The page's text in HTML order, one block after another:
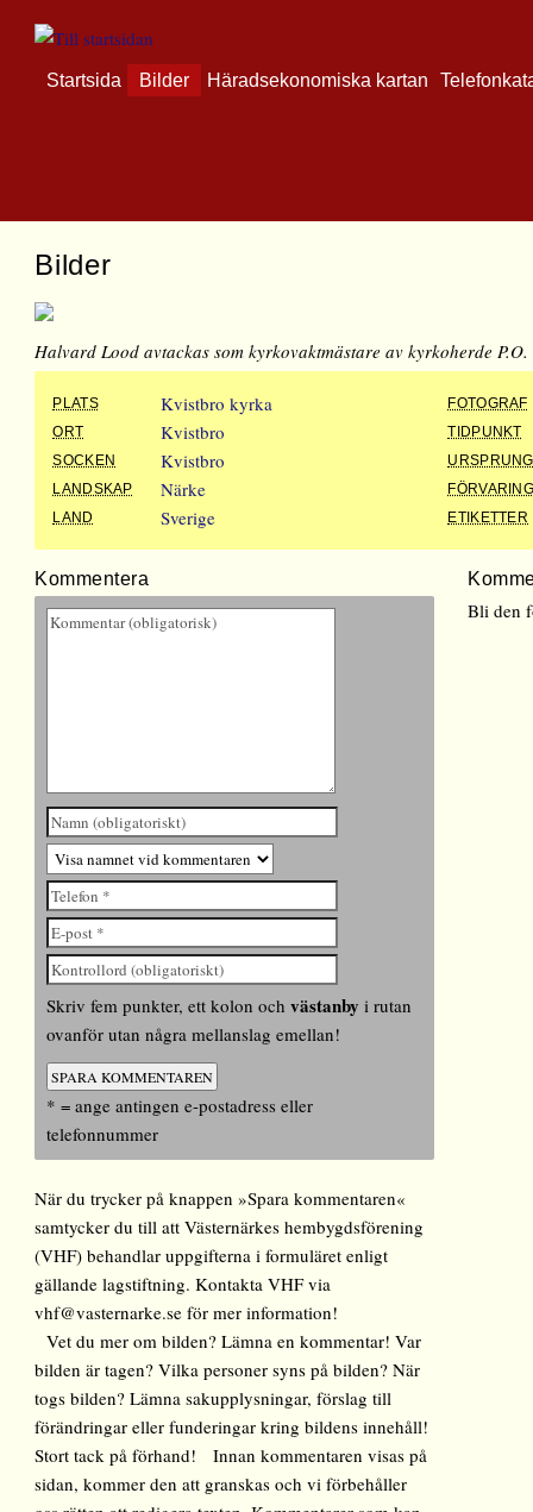
Startsida Bilder Häradsekonomiska kartan
Bilder
Halvard Lood avtackas som kyrkovaktmästare av kyrkoherde
PLATS Kvistbro kyrka
FOTOGRAF
ORT
Kvistbro
TIDPUNKT
SOCKEN
Kvistbro
URSPRUNG
LANDSKAP
Närke
LAND
Sverige ETIKETTER
Kommentera
Skriv fem punkter, ett kolon ochvästanby i rutan
ovanför utan några mellanslag emellan!
* = ange antingen e-postadress eller
telefonnummer
När du trycker på knappen »Spara kommentaren«
samtycker du till att Västernärkes hembygdsförening
(VHF) behandlar uppgifterna i formuläret enligt
gällande lagstiftning. Kontakta VHF via
vhf@vasternarke.se för mer information!
Vet du mer om bilden? Lämna en kommentar! Var
bilden är tagen? Vilka personer syns på bilden? När
togs bilden? Lämna sakupplysningar, förslag till
förändringar eller funderingar kring bildens innehåll!
Stort tack på förhand! Innan kommentaren visas på
sidan, kommer den att granskas och vi förbehåller
Bli den